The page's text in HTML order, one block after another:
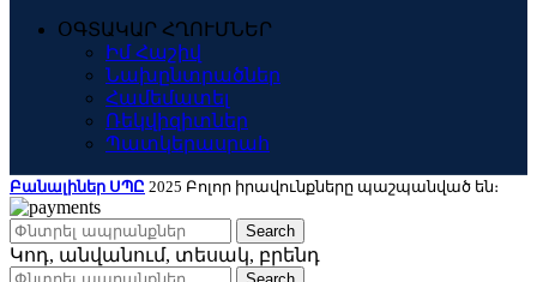
ՕԳՏԱԿԱՐ ՀՂՈՒՄՆԵՐ
Իմ Հաշիվ
Նախընտրածներ
Համեմատել
Ռեկվիզիտներ
Պատկերասրահ
Բանալիներ ՍՊԸ 2025 Բոլոր իրավունքները պաշպանված են։
Search
Կոդ, անվանում, տեսակ, բրենդ